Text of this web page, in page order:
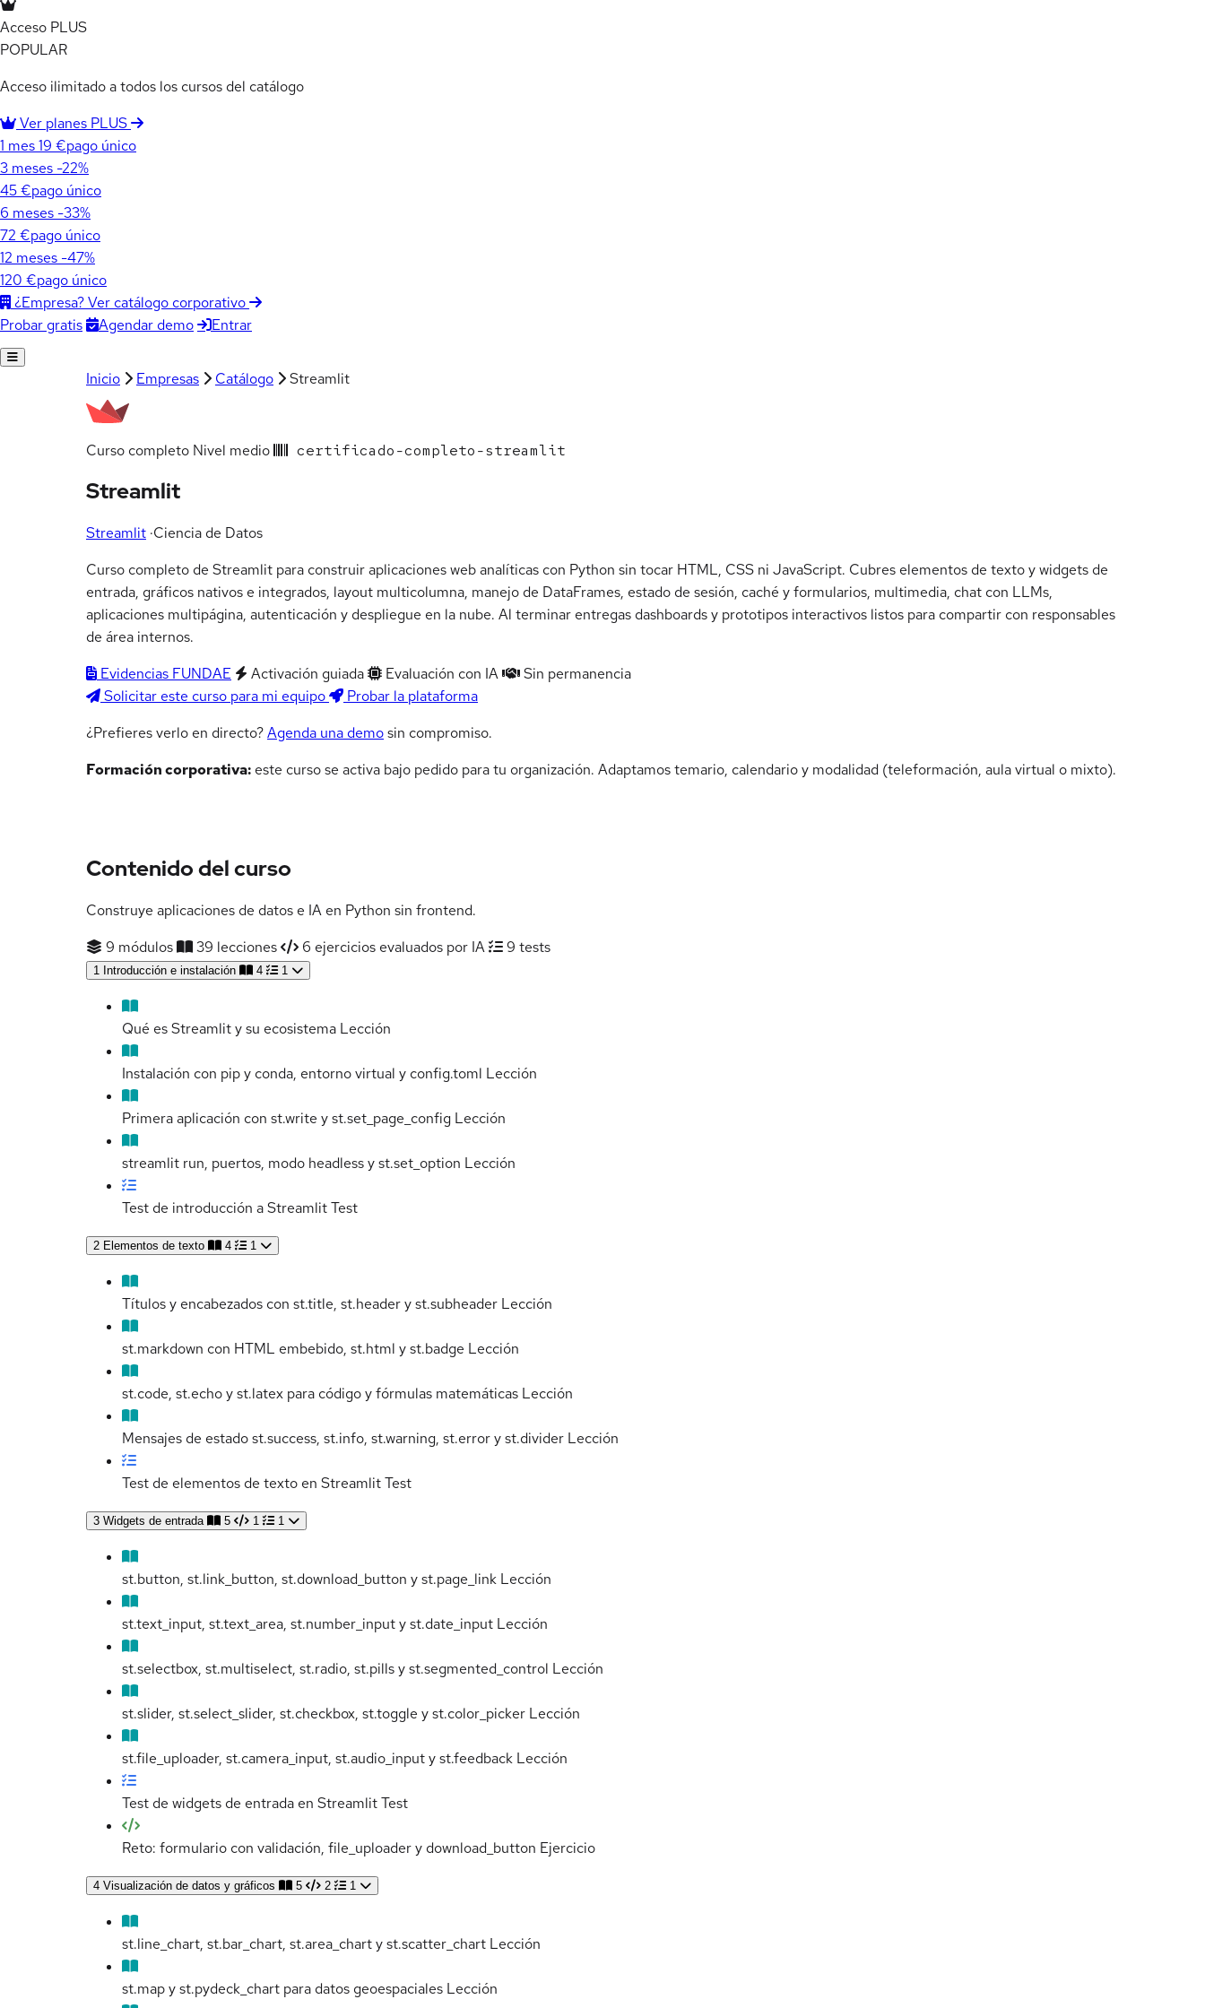
Acceso PLUS
POPULAR
Acceso ilimitado a todos los cursos del catálogo
Ver planes PLUS
1 mes19 €pago único
3 meses -22%
45 €pago único
6 meses -33%
72 €pago único
12 meses -47%
120 €pago único
¿Empresa? Ver catálogo corporativo
Probar gratis
Agendar demo Entrar
Inicio Empresas Catálogo Streamlit
Curso completo Nivel medio certificado-completo-streamlit
Streamlit
Streamlit ·Ciencia de Datos
Curso completo de Streamlit para construir aplicaciones web analíticas con Python sin tocar HTML, CSS ni JavaScript. Cubres elementos de texto y widgets de
entrada, gráficos nativos e integrados, layout multicolumna, manejo de DataFrames, estado de sesión, caché y formularios, multimedia, chat con LLMs,
aplicaciones multipágina, autenticación y despliegue en la nube. Al terminar entregas dashboards y prototipos interactivos listos para compartir con responsables
de área internos.
Evidencias FUNDAE
Activación guiada Evaluación con IA
Sin permanencia
Solicitar este curso para mi equipo
Probar la plataforma
¿Prefieres verlo en directo?Agenda una demosin compromiso.
Formación corporativa: este curso se activa bajo pedido para tu organización. Adaptamos temario, calendario y modalidad (teleformación, aula virtual o mixto).
Contenido del curso
Construye aplicaciones de datos e IA en Python sin frontend.
9 módulos
39 lecciones 6 ejercicios evaluados por IA 9 tests
1 Introducción e instalación 4 1
Qué es Streamlit y su ecosistema Lección
Instalación con pip y conda, entorno virtual y config.toml Lección
Primera aplicación con st.write y st.set_page_config Lección
streamlit run, puertos, modo headless y st.set_option Lección
Test de introducción a StreamlitTest
2 Elementos de texto 4 1
Títulos y encabezados con st.title, st.header y st.subheader Lección
st.markdown con HTML embebido, st.html y st.badge Lección
st.code, st.echo y st.latex para código y fórmulas matemáticas Lección
Mensajes de estado st.success, st.info, st.warning, st.error y st.divider Lección
Test de elementos de texto en StreamlitTest
3 Widgets de entrada 5 1 1
st.button, st.link_button, st.download_button y st.page_link Lección
st.text_input, st.text_area, st.number_input y st.date_input Lección
st.selectbox, st.multiselect, st.radio, st.pills y st.segmented_control Lección
st.slider, st.select_slider, st.checkbox, st.toggle y st.color_picker Lección
st.file_uploader, st.camera_input, st.audio_input y st.feedback Lección
Test de widgets de entrada en StreamlitTest
Reto: formulario con validación, file_uploader y download_button Ejercicio
4 Visualización de datos y gráficos 5 2 1
st.line_chart, st.bar_chart, st.area_chart y st.scatter_chart Lección
st.map y st.pydeck_chart para datos geoespaciales Lección